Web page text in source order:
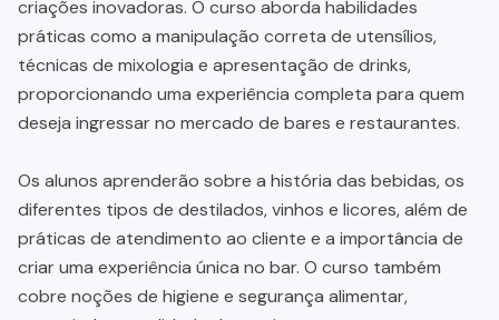
criações inovadoras. O curso aborda habilidades
práticas como a manipulação correta de utensílios,
técnicas de mixologia e apresentação de drinks,
proporcionando uma experiência completa para quem
deseja ingressar no mercado de bares e restaurantes.
Os alunos aprenderão sobre a história das bebidas, os
diferentes tipos de destilados, vinhos e licores, além de
práticas de atendimento ao cliente e a importância de
criar uma experiência única no bar. O curso também
cobre noções de higiene e segurança alimentar,